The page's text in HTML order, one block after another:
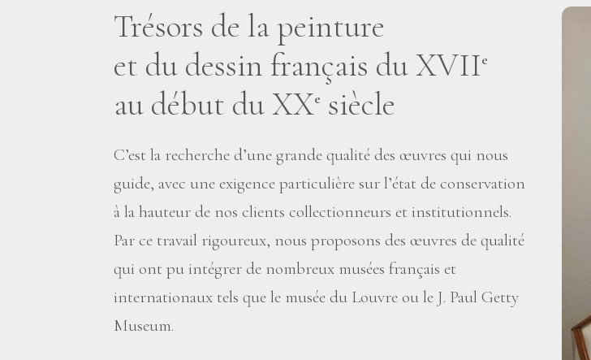
Trésors de la peinture
et du dessin français du XVIIe
au début du XXe siècle
C’est la recherche d’une grande qualité des œuvres qui nous
guide, avec une exigence particulière sur l’état de conservation
à la hauteur de nos clients collectionneurs et institutionnels.
Par ce travail rigoureux, nous proposons des œuvres de qualité
qui ont pu intégrer de nombreux musées français et
internationaux tels que le musée du Louvre ou le J. Paul Getty
Museum.